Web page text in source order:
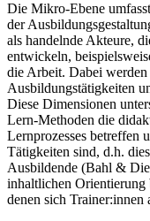
Die Mikro-Ebene
der
als handelnde Akteure,
entwickeln,
die Arbeit. Dabei
Ausbildungstätigkeiten
Diese Dimensionen
Lern-Methoden die
Lernprozesses betreffen
Tätigkeiten sind, d.h.
Ausbildende (Bahl &
inhaltlichen Orientierung
denen sich Trainer:innen